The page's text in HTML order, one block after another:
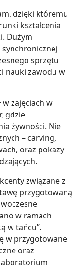
dzięki któremu
kształcenia
Dużym
synchronicznej
sprzętu
nauki zawodu w
w zajęciach w
gdzie
żywności. Nie
– carving,
oraz pokazy
związane z
przygotowaną
w ramach
w tańcu”.
w przygotowane
oraz